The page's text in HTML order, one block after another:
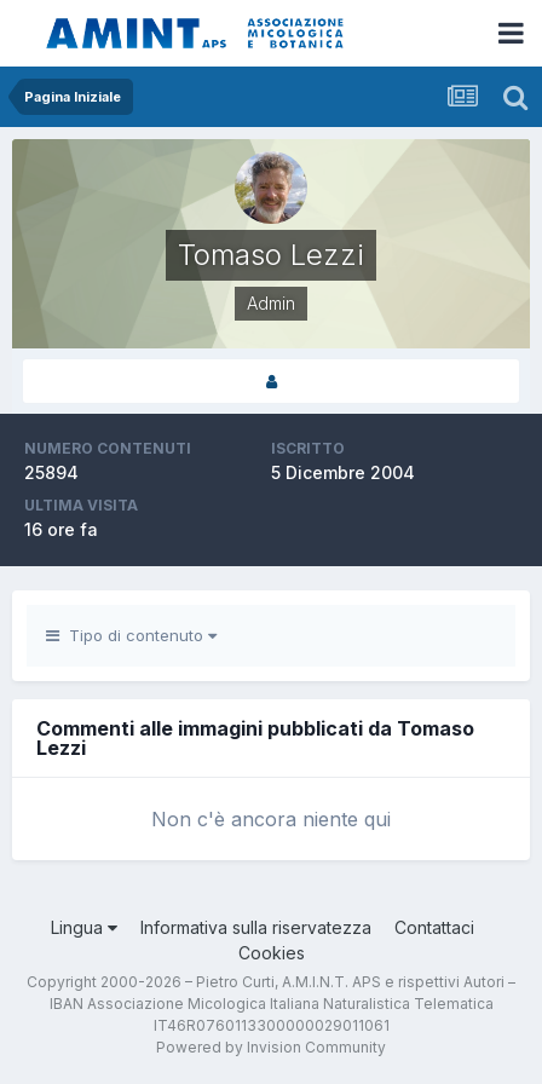
Pagina Iniziale
Tomaso Lezzi
Admin
NUMERO CONTENUTI
25894
ISCRITTO
5 Dicembre 2004
ULTIMA VISITA
16 ore fa
Tipo di contenuto
Commenti alle immagini pubblicati da Tomaso
Lezzi
Non c'è ancora niente qui
Lingua Informativa sulla riservatezza
Contattaci
Cookies
Copyright 2000-2026 – Pietro Curti, A.M.I.N.T. APS e rispettivi Autori –
IBAN Associazione Micologica Italiana Naturalistica Telematica
IT46R0760113300000029011061
Powered by Invision Community